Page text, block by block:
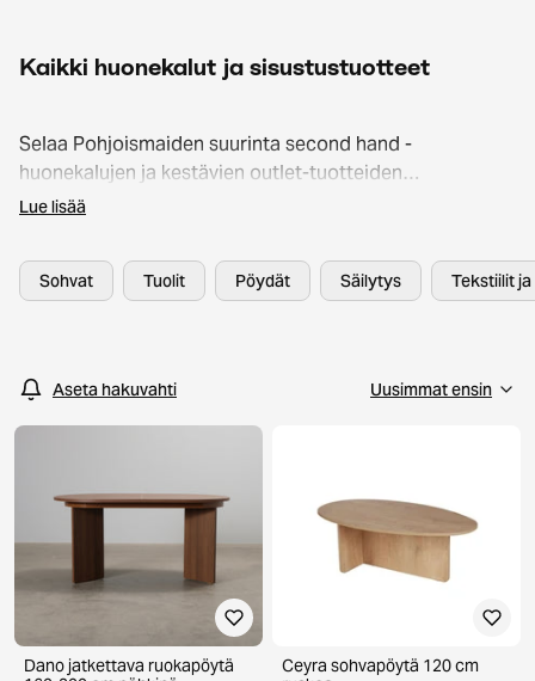
Kaikki huonekalut ja sisustustuotteet
Selaa Pohjoismaiden suurinta second hand -
huonekalujen ja kestävien outlet-tuotteiden
valikoimaa. Kaikki huonekalut, valaisimet ja
voit shoppailla turvallisin mielin. Valikoimasta löydät
tunnettuja brändejä, kuten Artek, HAY ja Kodin1 – jopa
Lue lisää
Sohvat Tuolit Pöydät Säilytys Tekstiilit
Aseta hakuvahti
Dano jatkettava ruokapöytä
Ceyra sohvapöytä 120 cm